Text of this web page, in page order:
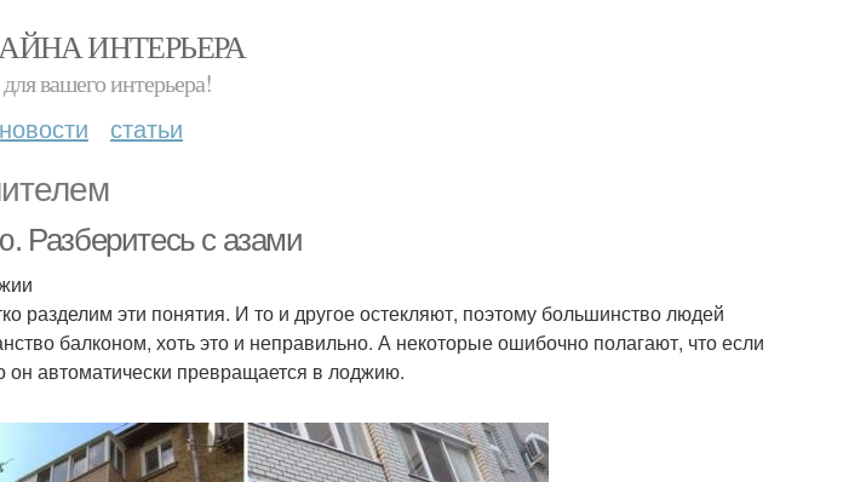
ИНТЕРЬЕРА
вашего интерьера!
новости статьи
Разберитесь с азами
разделим эти понятия. И то и другое остекляют, поэтому большинство людей
балконом, хоть это и неправильно. А некоторые ошибочно полагают, что если
он автоматически превращается в лоджию.